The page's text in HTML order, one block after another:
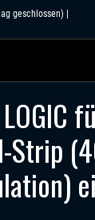
geschlossen) |
Strip